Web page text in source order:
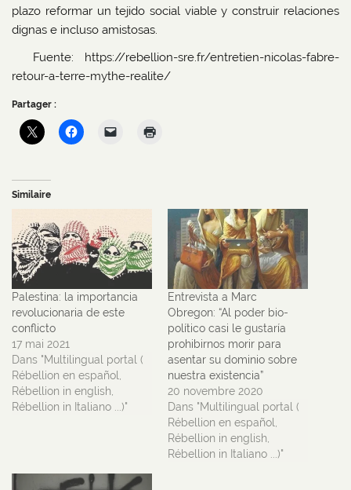
plazo reformar un tejido social viable y construir relaciones
dignas e incluso amistosas.
Fuente: https://rebellion-sre.fr/entretien-nicolas-fabre-
retour-a-terre-mythe-realite/
Partager :
Similaire
Palestina: la importancia
revolucionaria de este
conflicto
17 mai 2021
Dans "Multilingual portal (
Rébellion en español,
Rébellion in english,
Rébellion in Italiano ...)"
Entrevista a Marc
Obregon: “Al poder bio-
político casi le gustaría
prohibirnos morir para
asentar su dominio sobre
nuestra existencia”
20 novembre 2020
Dans "Multilingual portal (
Rébellion en español,
Rébellion in english,
Rébellion in Italiano ...)"